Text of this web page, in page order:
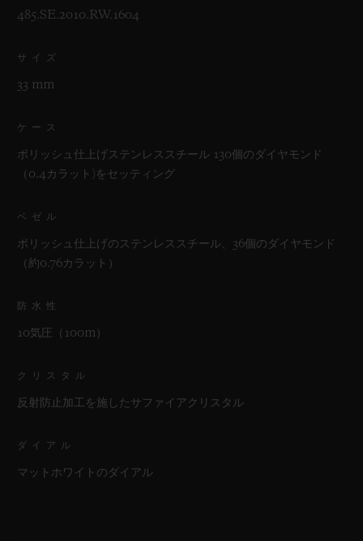
485.SE.2010.RW.1604
サイズ
33 mm
ケース
ポリッシュ仕上げステンレススチール 130個のダイヤモンド
（0.4カラット)をセッティング
ベゼル
ポリッシュ仕上げのステンレススチール、36個のダイヤモンド
（約0.76カラット）
防水性
10気圧（100m）
クリスタル
反射防止加工を施したサファイアクリスタル
ダイアル
マットホワイトのダイアル